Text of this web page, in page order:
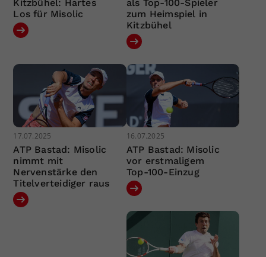
Kitzbühel: Hartes
Los für Misolic
als Top-100-Spieler
zum Heimspiel in
Kitzbühel
17.07.2025
ATP Bastad: Misolic
nimmt mit
Nervenstärke den
Titelverteidiger raus
16.07.2025
ATP Bastad: Misolic
vor erstmaligem
Top-100-Einzug